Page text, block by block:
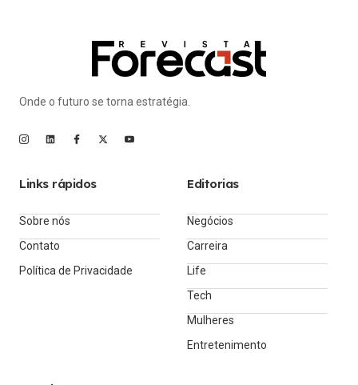
Onde o futuro se torna estratégia.
Links rápidos
Sobre nós
Contato
Política de Privacidade
Editorias
Negócios
Carreira
Life
Tech
Mulheres
Entretenimento